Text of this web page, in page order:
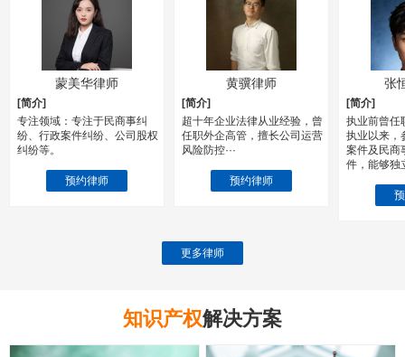
蒙美华律师
介]
注领域：专注于民商事纠
、行政案件纠纷、公司股权
纷等。
预约律师
黄骥律师
[简介]
超十年企业法律从业经验，曾
任职外企高管，擅长公司运营
风险防控···
预约律师
张恒
[简介]
执业前曾任职
执业以来，参
案件及民商事
件，能够独立完
预约
更多律师
知识产权解决方案